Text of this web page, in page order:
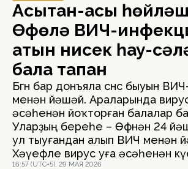
Асыҡтан-асыҡ
Өфөлә ВИЧ-
ҡатын нисек һау-
бала тапҡан
Бөгөн бар донъяла өсөнсө быуын
менән йәшәй. Араларында
әсәһенән йоҡторған балалар
Уларҙың береһе – Өфөнән 24
ул тыуғандан алып ВИЧ менән
Хәүефле вирус уға әсәһенән
16:57 (UTC+5), 29 МАЯ 2026